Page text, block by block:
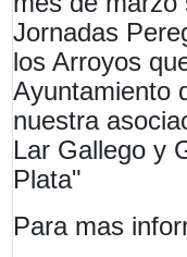
Jornadas
los Arroyos
Ayuntamiento
nuestra
Lar Gallego y
Plata"
Para mas